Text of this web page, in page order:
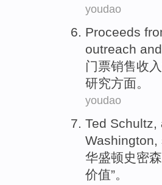
youdao
Proceeds
outreach and
门票销售收入
研究方面。
youdao
Ted Schultz,
Washington,
华盛顿史密森
价值”。